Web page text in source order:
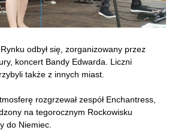
odbył się, zorganizowany przez
koncert Bandy Edwarda. Liczni
także z innych miast.
rozgrzewał zespół Enchantress,
na tegorocznym Rockowisku
do Niemiec.